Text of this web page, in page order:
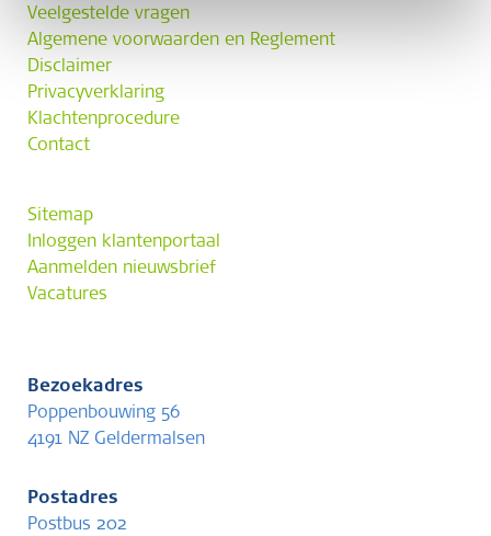
Veelgestelde vragen
Algemene voorwaarden en Reglement
Disclaimer
Privacyverklaring
Klachtenprocedure
Contact
Sitemap
Inloggen klantenportaal
Aanmelden nieuwsbrief
Vacatures
Bezoekadres
Poppenbouwing 56
4191 NZ Geldermalsen
Postadres
Postbus 202